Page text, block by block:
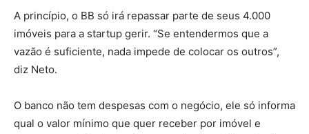
A princípio, o BB só irá repassar parte de seus 4.000
imóveis para a startup gerir. “Se entendermos que a
vazão é suficiente, nada impede de colocar os outros”,
diz Neto.
O banco não tem despesas com o negócio, ele só informa
qual o valor mínimo que quer receber por imóvel e